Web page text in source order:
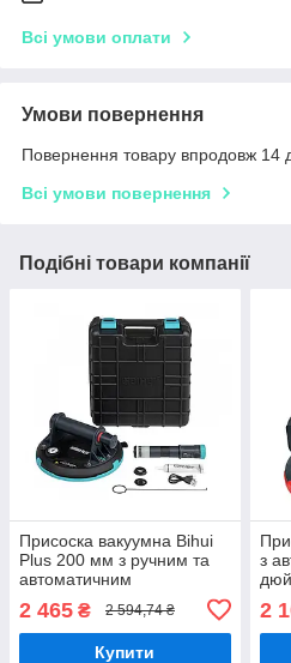
Всі умови оплати
Умови повернення
Повернення товару впродовж 14
Всі умови повернення
Подібні товари компанії
Присоска вакуумна Bihui
Plus 200 мм з ручним та
автоматичним
2 465 ₴ 2 594,74 ₴
Купити
з
та
110
2